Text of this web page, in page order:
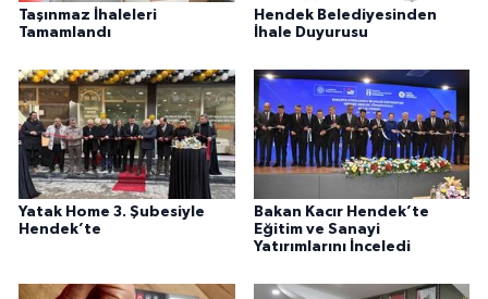
Taşınmaz İhaleleri
Tamamlandı
Hendek Belediyesinden
İhale Duyurusu
Yatak Home 3. Şubesiyle
Hendek’te
Bakan Kacır Hendek’te
Eğitim ve Sanayi
Yatırımlarını İnceledi